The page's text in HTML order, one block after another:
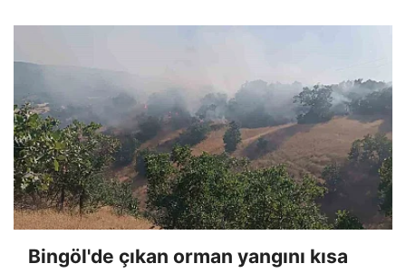
Bingöl'de çıkan orman yangını kısa